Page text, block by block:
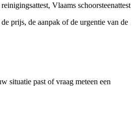
Vlaams schoorsteenattest
prijs, de aanpak of de urgentie van de
situatie past of vraag meteen een